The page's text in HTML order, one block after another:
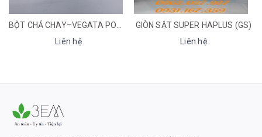
GIÒN SẬT SUPER HAPLUS (GS)
Liên hệ
CUỘN PP/ TÚI ỐNG PP
Liên hệ